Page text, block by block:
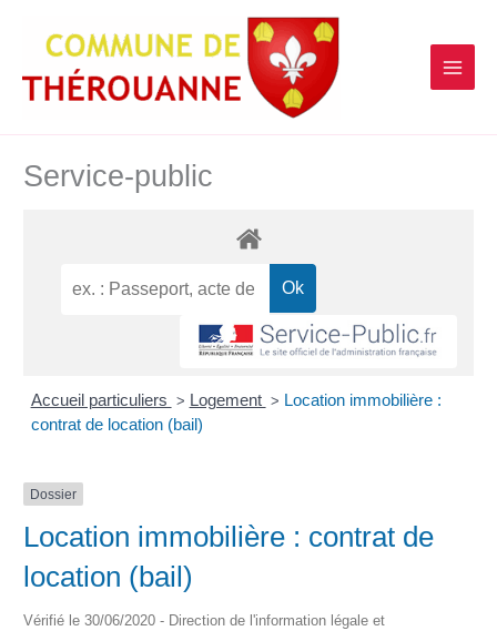
contenu
Service-public
Accueil particuliers > Logement > Location immobilière :
contrat de location (bail)
Dossier
Location immobilière : contrat de
location (bail)
Vérifié le 30/06/2020 - Direction de l'information légale et